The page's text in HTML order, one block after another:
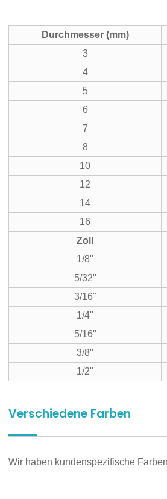
Durchmesser (mm)
3
4
5
6
7
8
10
12
14
16
Zoll
1/8"
5/32"
3/16"
1/4"
5/16"
3/8"
1/2"
Verschiedene Farben
Wir haben kundenspezifische